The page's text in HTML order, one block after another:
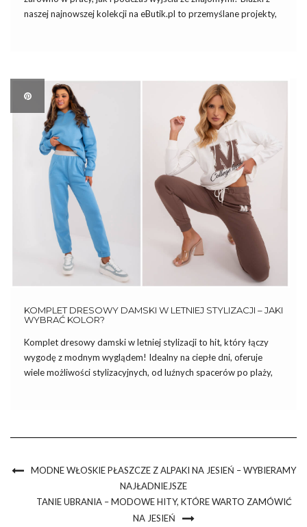
naszej najnowszej kolekcji na eButik.pl to przemyślane projekty,
KOMPLET DRESOWY DAMSKI W LETNIEJ STYLIZACJI – JAKI
WYBRAĆ KOLOR?
Komplet dresowy damski w letniej stylizacji to hit, który łączy
wygodę z modnym wyglądem! Idealny na ciepłe dni, oferuje
wiele możliwości stylizacyjnych, od luźnych spacerów po plaży,
MODNE WŁOSKIE PŁASZCZE Z ALPAKI NA JESIEŃ – WYBIERAMY
NAJŁADNIEJSZE
TANIE UBRANIA – MODOWE HITY, KTÓRE WARTO ZAMÓWIĆ
NA JESIEŃ